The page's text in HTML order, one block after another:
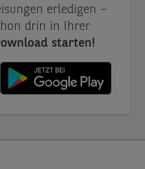
erledigen –
drin in Ihrer
starten!